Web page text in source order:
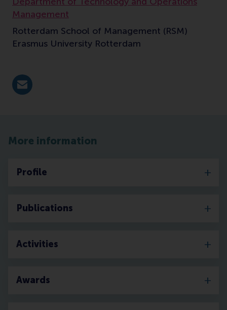
Management
Rotterdam School of Management (RSM)
Erasmus University Rotterdam
E-mail rathee@rsm.nl
More information
Profile
Publications
Activities
Awards